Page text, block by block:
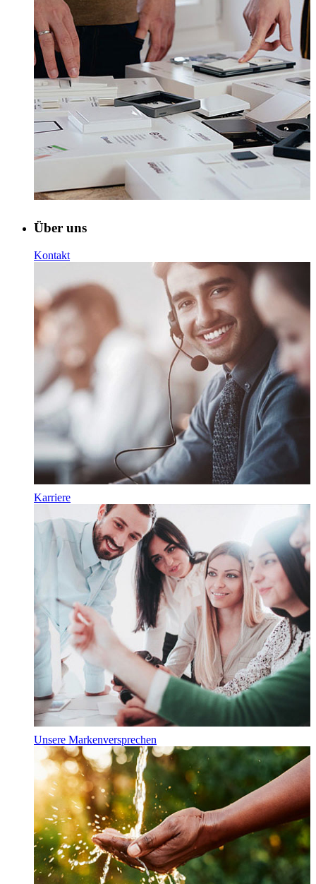
Über uns
Kontakt
Karriere
Unsere Markenversprechen